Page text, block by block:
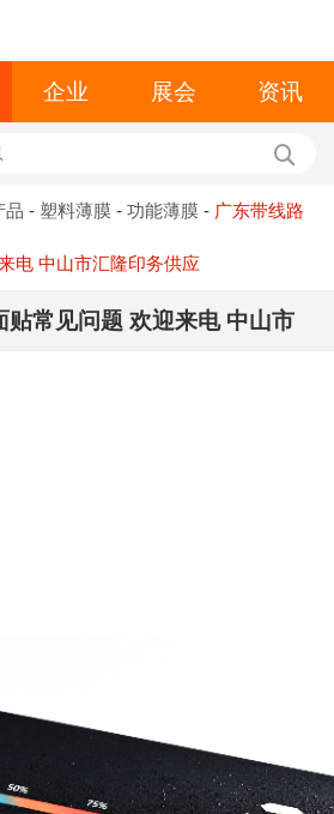
企业 展会 资讯
品 - 塑料薄膜 -功能薄膜 - 广东带线路
电 中山市汇隆印务供应
常见问题 欢迎来电 中山市